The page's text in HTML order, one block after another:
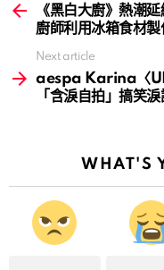
more《黑白大廚》熱潮
廚師利用冰箱食材製
Next article
aespa Karina〈
「含淚自拍」搞笑
WHAT'S